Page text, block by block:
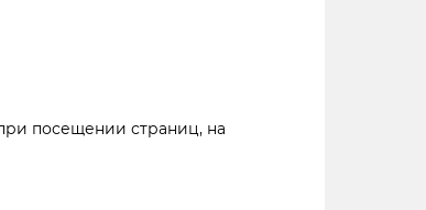
посещении страниц, на